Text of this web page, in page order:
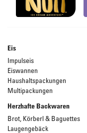
Eis
Impulseis
Eiswannen
Haushaltspackungen
Multipackungen
Herzhafte Backwaren
Brot, Körberl & Baguettes
Laugengebäck